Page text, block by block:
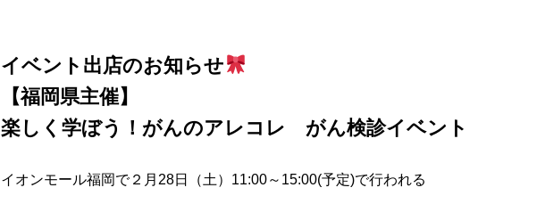
イベント出店のお知らせ
【福岡県主催】
楽しく学ぼう！がんのアレコレ がん検診イベント
イオンモール福岡で２月28日（土）11:00～15:00(予定)で行われる